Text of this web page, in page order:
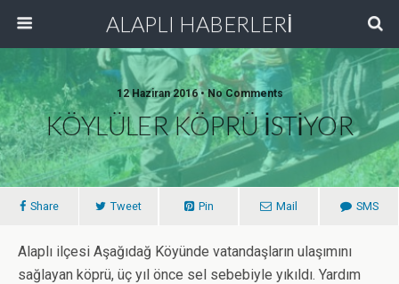
ALAPLI HABERLERİ
12 Haziran 2016 • No Comments
KÖYLÜLER KÖPRÜ İSTİYOR
Share Tweet Pin Mail SMS
Alaplı ilçesi Aşağıdağ Köyünde vatandaşların ulaşımını
sağlayan köprü, üç yıl önce sel sebebiyle yıkıldı. Yardım